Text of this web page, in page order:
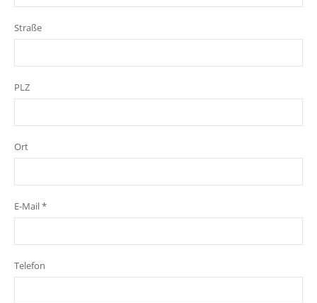
Straße
PLZ
Ort
E-Mail *
Telefon